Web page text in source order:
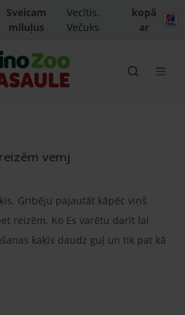
Sveicam
mīluļus
Vecītis,
Večuks
kopā
ar
vemj
Gribēju pajautāt kāpēc viņš
reizēm. Ko Es varētu darīt lai
kaķis daudz guļ un tik pat kā